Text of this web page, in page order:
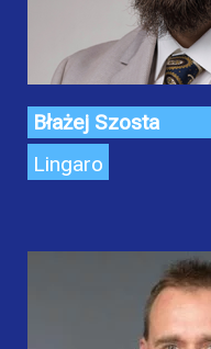
Błażej Szosta
Lingaro